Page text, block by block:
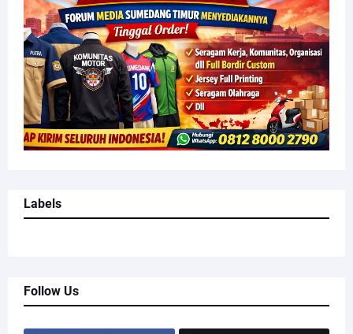
Labels
Follow Us